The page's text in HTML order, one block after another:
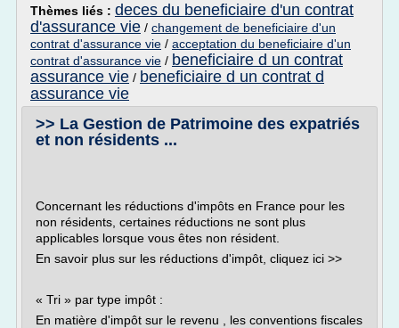
Thèmes liés : deces du beneficiaire d'un contrat
d'assurance vie / changement de beneficiaire d'un
contrat d'assurance vie / acceptation du beneficiaire d'un
contrat d'assurance vie / beneficiaire d un contrat
assurance vie / beneficiaire d un contrat d
assurance vie
>> La Gestion de Patrimoine des expatriés
et non résidents ...
Concernant les réductions d'impôts en France pour les
non résidents, certaines réductions ne sont plus
applicables lorsque vous êtes non résident.
En savoir plus sur les réductions d'impôt, cliquez ici >>
« Tri » par type impôt :
En matière d'impôt sur le revenu , les conventions fiscales